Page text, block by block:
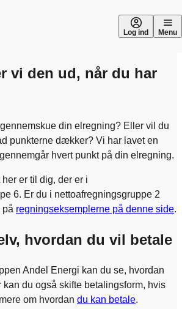
Log ind Menu
vi den ud, når du har
din elregning? Eller vil du
punkterne dækker? Vi har lavet en
hvert punkt på din elregning.
er til dig, der er i
6. Er du i nettoafregningsgruppe 2
på regningseksemplerne på denne side.
hvordan du vil betale
Andel Energi kan du se, hvordan
kan du også skifte betalingsform, hvis
om hvordan du kan betale.